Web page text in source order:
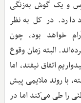
و یک گوش به‌زنگی
دارد. در کل به نظر
سهام آرام خواهد بود، چون
البته زمان وقوع
اتفاق نیفتد، اما
با روند ملایمی پیش
را طی می‌کند اما در